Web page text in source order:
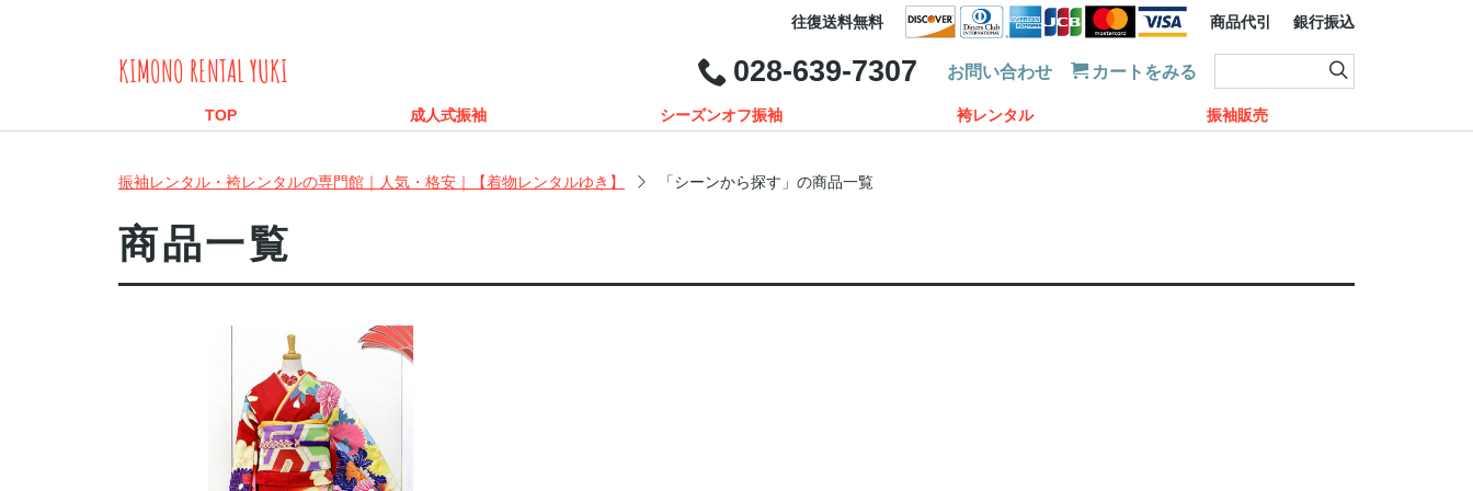
往復送料無料 商品代引 銀行振込
KIMONO RENTAL YUKI 028-639-7307 お問い合わせ カートをみる
TOP 成人式振袖 シーズンオフ振袖 袴レンタル 振袖販売
振袖レンタル・袴レンタルの専門館｜人気・格安｜【着物レンタルゆき】 「シーンから探す」の商品一覧
商品一覧